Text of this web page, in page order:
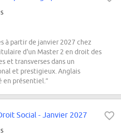
à partir de janvier 2027 chez
d'un Master 2 en droit des
et transverses dans un
et prestigieux. Anglais
en présentiel.”
Social - Janvier 2027